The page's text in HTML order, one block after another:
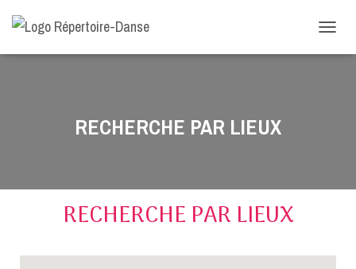
É
A
RECHERCHE PAR LIEUX
RECHERCHE PAR LIEUX